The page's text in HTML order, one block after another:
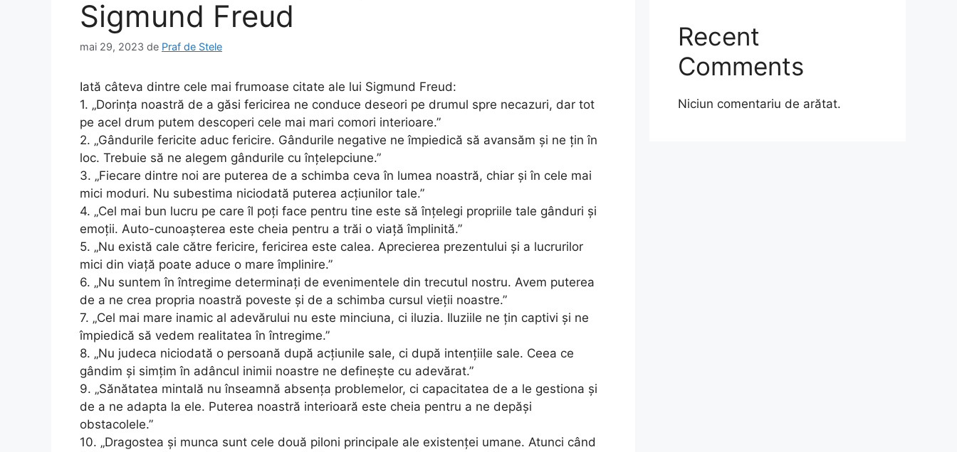
Sigmund Freud
mai 29, 2023 de Praf de Stele
Iată câteva dintre cele mai frumoase citate ale lui Sigmund Freud:
1. „Dorința noastră de a găsi fericirea ne conduce deseori pe drumul spre necazuri, dar tot
pe acel drum putem descoperi cele mai mari comori interioare.”
2. „Gândurile fericite aduc fericire. Gândurile negative ne împiedică să avansăm și ne țin în
loc. Trebuie să ne alegem gândurile cu înțelepciune.”
3. „Fiecare dintre noi are puterea de a schimba ceva în lumea noastră, chiar și în cele mai
mici moduri. Nu subestima niciodată puterea acțiunilor tale.”
4. „Cel mai bun lucru pe care îl poți face pentru tine este să înțelegi propriile tale gânduri și
emoții. Auto-cunoașterea este cheia pentru a trăi o viață împlinită.”
5. „Nu există cale către fericire, fericirea este calea. Aprecierea prezentului și a lucrurilor
mici din viață poate aduce o mare împlinire.”
6. „Nu suntem în întregime determinați de evenimentele din trecutul nostru. Avem puterea
de a ne crea propria noastră poveste și de a schimba cursul vieții noastre.”
7. „Cel mai mare inamic al adevărului nu este minciuna, ci iluzia. Iluziile ne țin captivi și ne
împiedică să vedem realitatea în întregime.”
8. „Nu judeca niciodată o persoană după acțiunile sale, ci după intențiile sale. Ceea ce
gândim și simțim în adâncul inimii noastre ne definește cu adevărat.”
9. „Sănătatea mintală nu înseamnă absența problemelor, ci capacitatea de a le gestiona și
de a ne adapta la ele. Puterea noastră interioară este cheia pentru a ne depăși
obstacolele.”
10. „Dragostea și munca sunt cele două piloni principale ale existenței umane. Atunci când
Recent
Comments
Niciun comentariu de arătat.